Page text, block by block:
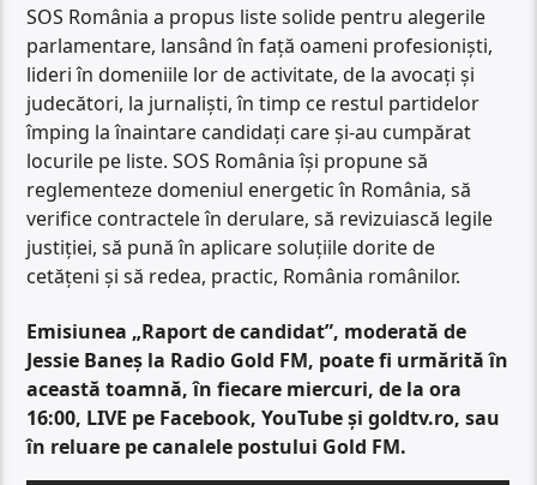
SOS România a propus liste solide pentru alegerile
parlamentare, lansând în față oameni profesioniști,
lideri în domeniile lor de activitate, de la avocați și
judecători, la jurnaliști, în timp ce restul partidelor
împing la înaintare candidați care și-au cumpărat
locurile pe liste. SOS România își propune să
reglementeze domeniul energetic în România, să
verifice contractele în derulare, să revizuiască legile
justiției, să pună în aplicare soluțiile dorite de
cetățeni și să redea, practic, România românilor.
Emisiunea „Raport de candidat”, moderată de
Jessie Baneș la Radio Gold FM, poate fi urmărită în
această toamnă, în fiecare miercuri, de la ora
16:00, LIVE pe Facebook, YouTube și goldtv.ro, sau
în reluare pe canalele postului Gold FM.